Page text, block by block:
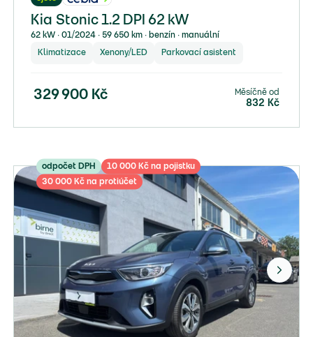
Kia Stonic 1.2 DPI 62 kW
62 kW ∙ 01/2024 ∙ 59 650 km ∙ benzín ∙ manuální
Klimatizace Xenony/LED Parkovací asistent
329 900 Kč Měsíčně od
832 Kč
odpočet DPH
10 000 Kč na pojistku
30 000 Kč na protiúčet